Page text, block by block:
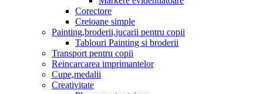
Corectore
Creioane simple
Painting,broderii,jucarii pentru copii
Tablouri Painting si broderii
Transport pentru copii
Reincarcarea imprimantelor
Cupe,medalii
Creativitate